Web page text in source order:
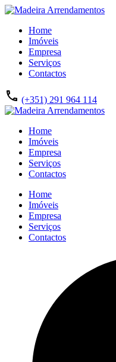
Home
Imóveis
Empresa
Serviços
Contactos
(+351) 291 964 114
Home
Imóveis
Empresa
Serviços
Contactos
Home
Imóveis
Empresa
Serviços
Contactos